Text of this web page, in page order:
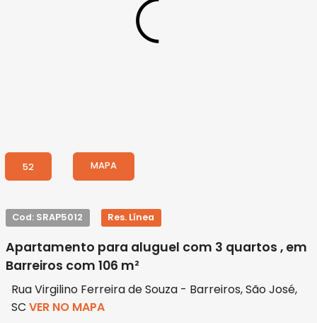
52 MAPA
Cod: SRAP5012 Res. Línea
Apartamento para aluguel com 3 quartos , em
Barreiros com 106 m²
Rua Virgilino Ferreira de Souza - Barreiros, São José,
SC VER NO MAPA